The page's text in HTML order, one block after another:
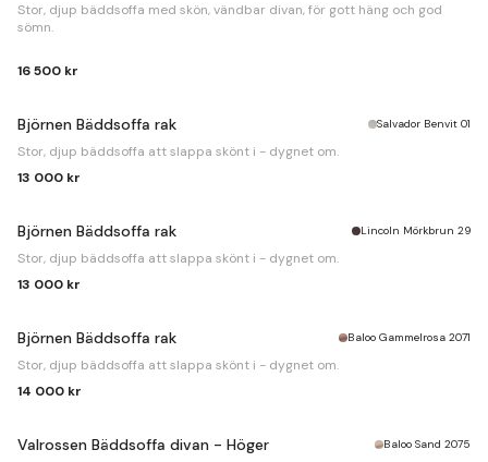
Stor, djup bäddsoffa med skön, vändbar divan, för gott häng och god
sömn.
Bäddmått
16 500 kr
Björnen Bäddsoffa rak Salvador Benvit 01
Stor, djup bäddsoffa att slappa skönt i - dygnet om.
13 000 kr
Björnen Bäddsoffa rak Lincoln Mörkbrun 29
Stor, djup bäddsoffa att slappa skönt i - dygnet om.
13 000 kr
Björnen Bäddsoffa rak Baloo Gammelrosa 2071
Stor, djup bäddsoffa att slappa skönt i - dygnet om.
14 000 kr
Valrossen Bäddsoffa divan - Höger Baloo Sand 2075